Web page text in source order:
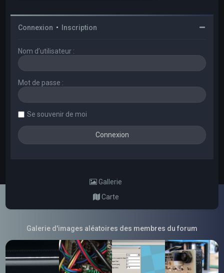
Connexion • Inscription
Nom d’utilisateur :
Mot de passe :
Se souvenir de moi
Gallerie
Carte
Galerie d'images aléatoires des membres du forum